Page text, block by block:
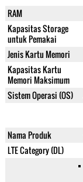
RAM
Kapasitas Storage
untuk Pemakai
Jenis Kartu Memori
Kapasitas Kartu
Memori Maksimum
Sistem Operasi (OS)
Nama Produk
LTE Category (DL)